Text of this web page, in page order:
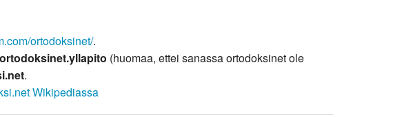
ortodoksinet/.
ortodoksinet.yllapito (huomaa, ettei sanassa ortodoksinet ole
.
Wikipediassa